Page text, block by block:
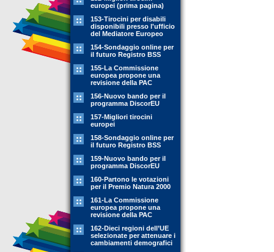
europei (prima pagina)
153-Tirocini per disabili
disponibili presso l'ufficio
del Mediatore Europeo
154-Sondaggio online per
il futuro Registro BSS
155-La Commissione
europea propone una
revisione della PAC
156-Nuovo bando per il
programma DiscorEU
157-Migliori tirocini
europei
158-Sondaggio online per
il futuro Registro BSS
159-Nuovo bando per il
programma DiscorEU
160-Partono le votazioni
per il Premio Natura 2000
161-La Commissione
europea propone una
revisione della PAC
162-Dieci regioni dell’UE
selezionate per attenuare i
cambiamenti demografici